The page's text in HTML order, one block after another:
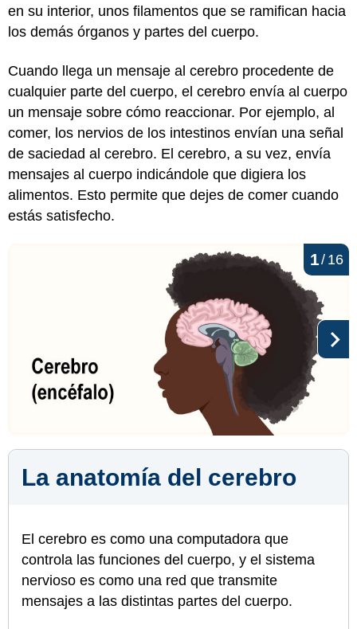
en su interior, unos filamentos que se ramifican hacia
los demás órganos y partes del cuerpo.
Cuando llega un mensaje al cerebro procedente de
cualquier parte del cuerpo, el cerebro envía al cuerpo
un mensaje sobre cómo reaccionar. Por ejemplo, al
comer, los nervios de los intestinos envían una señal
de saciedad al cerebro. El cerebro, a su vez, envía
mensajes al cuerpo indicándole que digiera los
alimentos. Esto permite que dejes de comer cuando
estás satisfecho.
La anatomía del cerebro
El cerebro es como una computadora que
controla las funciones del cuerpo, y el sistema
nervioso es como una red que transmite
mensajes a las distintas partes del cuerpo.
1/ 16